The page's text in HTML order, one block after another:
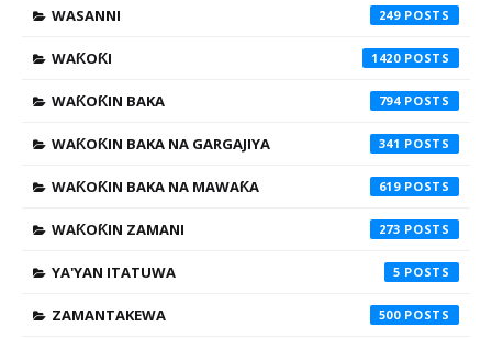
WASANNI 249
WAƘOƘI 1420
WAƘOƘIN BAKA 794
WAƘOƘIN BAKA NA GARGAJIYA 341
WAƘOƘIN BAKA NA MAWAƘA 619
WAƘOƘIN ZAMANI 273
YA'YAN ITATUWA 5
ZAMANTAKEWA 500